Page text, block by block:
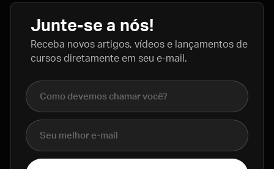
Junte-se a nós!
Receba novos artigos, vídeos e lançamentos de
cursos diretamente em seu e-mail.
Nome completo
E-mail